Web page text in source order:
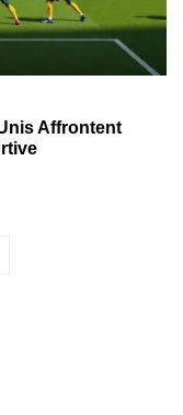
Affrontent